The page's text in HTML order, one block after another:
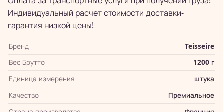
Индивидуальный расчет стоимости доставки-
гарантия низкой цены!
Бренд
Teisseire
Вес Брутто
1200 г
Единица измерения
штука
Качество
Премиальное